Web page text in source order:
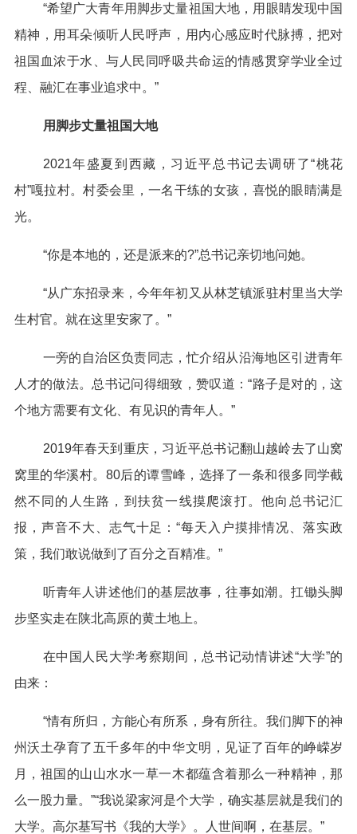
“希望广大青年用脚步丈量祖国大地，用眼睛发现中国
精神，用耳朵倾听人民呼声，用内心感应时代脉搏，把对
祖国血浓于水、与人民同呼吸共命运的情感贯穿学业全过
程、融汇在事业追求中。”
用脚步丈量祖国大地
2021年盛夏到西藏，习近平总书记去调研了“桃花
村”嘎拉村。村委会里，一名干练的女孩，喜悦的眼睛满是
光。
“你是本地的，还是派来的?”总书记亲切地问她。
“从广东招录来，今年年初又从林芝镇派驻村里当大学
生村官。就在这里安家了。”
一旁的自治区负责同志，忙介绍从沿海地区引进青年
人才的做法。总书记问得细致，赞叹道：“路子是对的，这
个地方需要有文化、有见识的青年人。”
2019年春天到重庆，习近平总书记翻山越岭去了山窝
窝里的华溪村。80后的谭雪峰，选择了一条和很多同学截
然不同的人生路，到扶贫一线摸爬滚打。他向总书记汇
报，声音不大、志气十足：“每天入户摸排情况、落实政
策，我们敢说做到了百分之百精准。”
听青年人讲述他们的基层故事，往事如潮。扛锄头脚
步坚实走在陕北高原的黄土地上。
在中国人民大学考察期间，总书记动情讲述“大学”的
由来：
“情有所归，方能心有所系，身有所往。我们脚下的神
州沃土孕育了五千多年的中华文明，见证了百年的峥嵘岁
月，祖国的山山水水一草一木都蕴含着那么一种精神，那
么一股力量。”“我说梁家河是个大学，确实基层就是我们的
大学。高尔基写书《我的大学》。人世间啊，在基层。”